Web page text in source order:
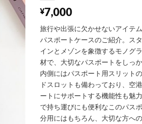
¥7,000
旅行や出張に欠かせないアイテ
パスポートケースのご紹介。ス
インとメゾンを象徴するモノグ
材で、大切なパスポートをしっ
内側にはパスポート用スリット
ドスロットも備わっており、空
ートにサポートする機能性も魅
で持ち運びにも便利なこのパス
分用にはもちろん、大切な方へ